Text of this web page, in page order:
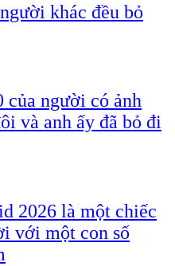
khác đều bỏ
của người có ảnh
và anh ấy đã bỏ đi
2026 là một chiếc
với một con số